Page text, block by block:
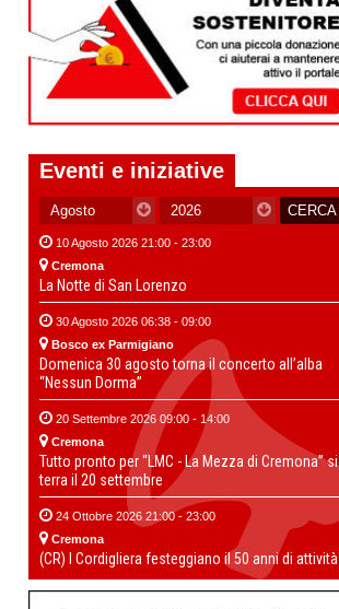
Eventi e iniziative
10 Agosto 2026 21:00 - 23:00
Cremona
La Notte di San Lorenzo
30 Agosto 2026 06:38 - 09:00
Bosco ex Parmigiano
Domenica 30 agosto torna il concerto all’alba
“Nessun Dorma”
20 Settembre 2026 09:00 - 14:00
Cremona
Tutto pronto per “LMC - La Mezza di Cremona” si
terra il 20 settembre
24 Ottobre 2026 21:00 - 23:00
Cremona
(CR) I Cordigliera festeggiano il 50 anni di attività